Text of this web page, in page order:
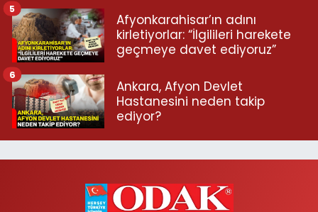
Afyonkarahisar’ın adını
kirletiyorlar: “İlgilileri harekete
geçmeye davet ediyoruz”
5
Ankara, Afyon Devlet
Hastanesini neden takip
ediyor?
6